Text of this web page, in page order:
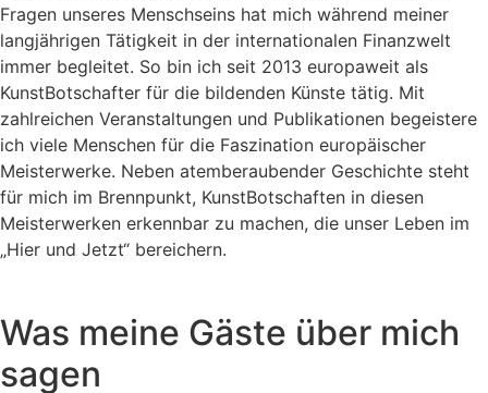
Fragen unseres Menschseins hat mich während meiner
langjährigen Tätigkeit in der internationalen Finanzwelt
immer begleitet. So bin ich seit 2013 europaweit als
KunstBotschafter für die bildenden Künste tätig. Mit
zahlreichen Veranstaltungen und Publikationen begeistere
ich viele Menschen für die Faszination europäischer
Meisterwerke. Neben atemberaubender Geschichte steht
für mich im Brennpunkt, KunstBotschaften in diesen
Meisterwerken erkennbar zu machen, die unser Leben im
„Hier und Jetzt“ bereichern.
Was meine Gäste über mich
sagen